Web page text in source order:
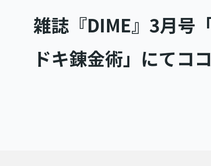
雑誌『DIME』3月号
ドキ錬金術」にてコ